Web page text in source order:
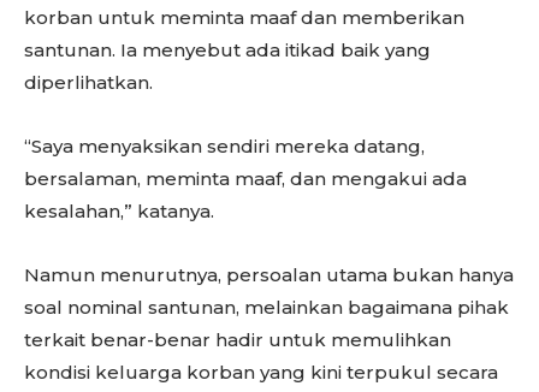
korban untuk meminta maaf dan memberikan
santunan. Ia menyebut ada itikad baik yang
diperlihatkan.
“Saya menyaksikan sendiri mereka datang,
bersalaman, meminta maaf, dan mengakui ada
kesalahan,” katanya.
Namun menurutnya, persoalan utama bukan hanya
soal nominal santunan, melainkan bagaimana pihak
terkait benar-benar hadir untuk memulihkan
kondisi keluarga korban yang kini terpukul secara